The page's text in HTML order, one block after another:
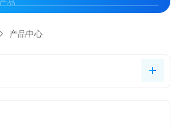
产品中心